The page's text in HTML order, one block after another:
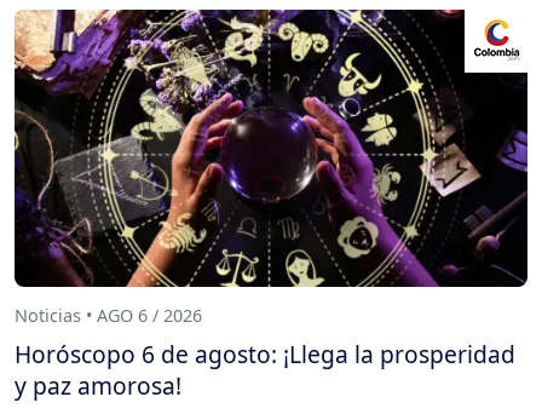
Noticias • AGO 6 / 2026
Horóscopo 6 de agosto: ¡Llega la prosperidad
y paz amorosa!